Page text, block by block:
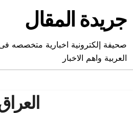
content
جريدة المقال
صحيفة إلكترونية اخبارية متخصصه
العربية واهم الاخبار